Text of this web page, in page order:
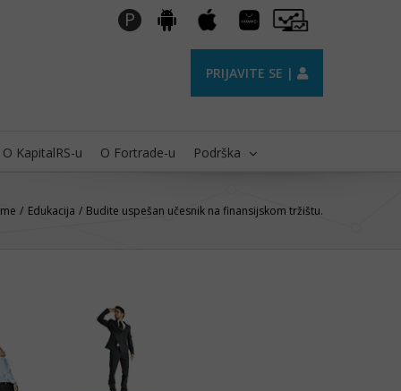
P Android Apple
Huawei
AppGallery
Pro
Trader
PRIJAVITE SE |
O KapitalRS-u O Fortrade-u Podrška
Edukacija Budite uspešan učesnik na finansijskom tržištu.